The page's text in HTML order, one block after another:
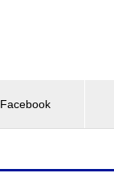
Facebook